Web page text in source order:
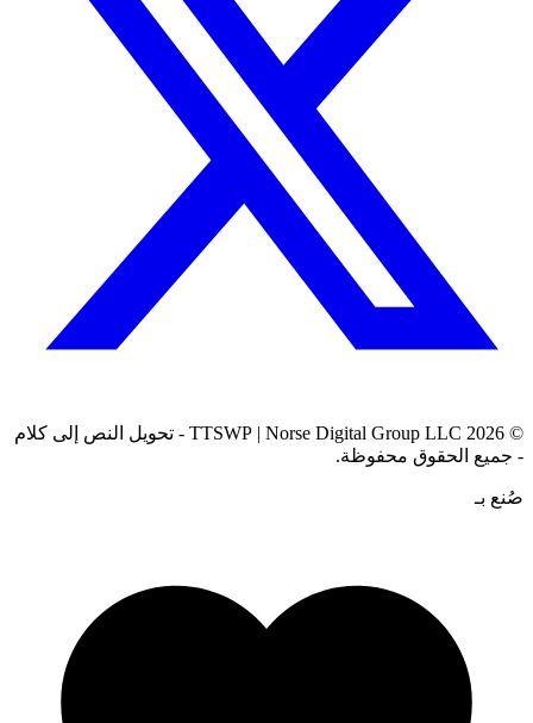
© 2026
Norse Digital Group LLC
| TTSWP - تحويل النص إلى كلام
- جميع الحقوق محفوظة.
صُنع بـ